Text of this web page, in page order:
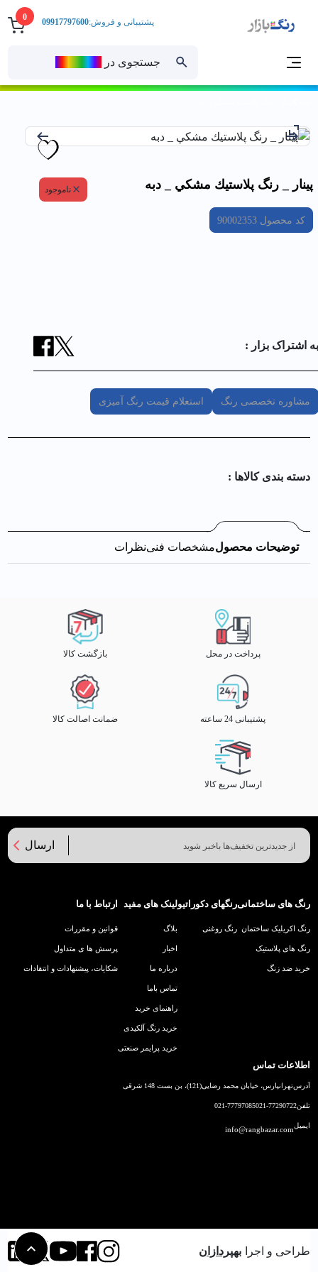
0
جستجوی در
پشتیبانی و فروش:09917797600
پينار _ رنگ پلاستيك مشكي _ دبه ناموجود
کد محصول90002353
به اشتراک بزار :
مشاوره تخصصی رنگ استعلام قیمت رنگ آمیزی
دسته بندی کالا‌ها :
توضیحات محصولمشخصات فنینظرات
پرداخت در محل بازگشت کالا
پشتیبانی 24 ساعته ضمانت اصالت کالا
ارسال سریع کالا
ارسال
رنگ های ساختمانی
رنگ اکریلیک ساختمان
رنگ های پلاستیک
خرید ضد زنگ
رنگهای دکوراتیو
رنگ روغنی
لینک های مفید
بلاگ
اخبار
درباره ما
تماس باما
راهنمای خرید
خرید رنگ آلکیدی
خرید پرایمر صنعتی
ارتباط با ما
قوانین و مقررات
پرسش ها ی متداول
شکایات، پیشنهادات و انتقادات
اطلاعات تماس
آدرستهرانپارس، خیابان محمد رضایی(121)، بن بست 148 شرقی
تلفن021-77290722
021-77797085
ایمیلinfo@rangbazar.com
طراحی و اجرا بهپردازان